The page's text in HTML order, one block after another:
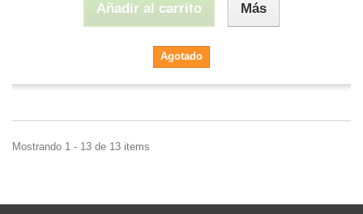
Añadir al carrito Más
Agotado
Mostrando 1 - 13 de 13 items